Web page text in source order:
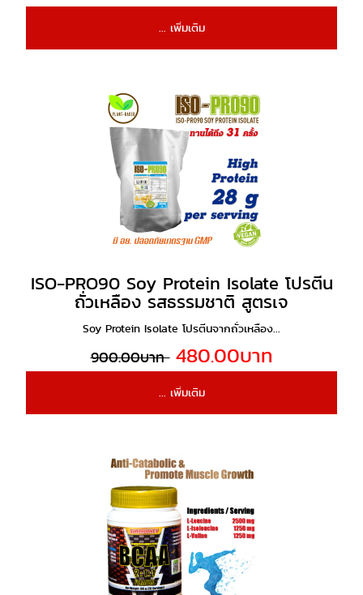
... เพิ่มเติม
ISO-PRO90 Soy Protein Isolate โปรตีน
ถั่วเหลือง รสธรรมชาติ สูตรเจ
Soy Protein Isolate โปรตีนจากถั่วเหลือง...
900.00บาท 480.00บาท
... เพิ่มเติม